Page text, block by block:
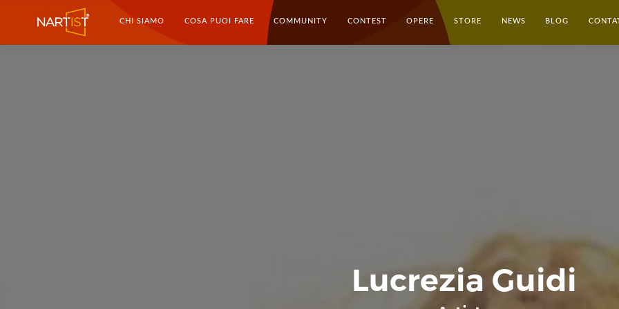
CHI SIAMO COSA PUOI FARE COMMUNITY CONTEST OPERE STORE NEWS BLOG
Lucrezia Guidi